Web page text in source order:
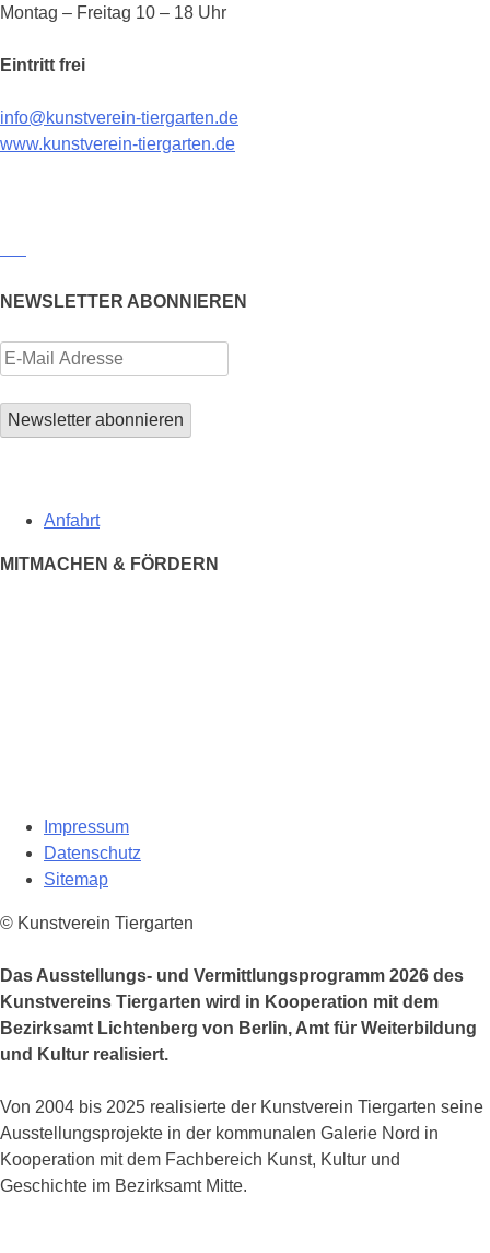
Montag – Freitag 10 – 18 Uhr
Eintritt frei
info@kunstverein-tiergarten.de
www.kunstverein-tiergarten.de
NEWSLETTER ABONNIEREN
Anfahrt
MITMACHEN & FÖRDERN
Impressum
Datenschutz
Sitemap
© Kunstverein Tiergarten
Das Ausstellungs- und Vermittlungsprogramm 2026 des
Kunstvereins Tiergarten wird in Kooperation mit dem
Bezirksamt Lichtenberg von Berlin, Amt für Weiterbildung
und Kultur realisiert.
Von 2004 bis 2025 realisierte der Kunstverein Tiergarten seine
Ausstellungsprojekte in der kommunalen Galerie Nord in
Kooperation mit dem Fachbereich Kunst, Kultur und
Geschichte im Bezirksamt Mitte.